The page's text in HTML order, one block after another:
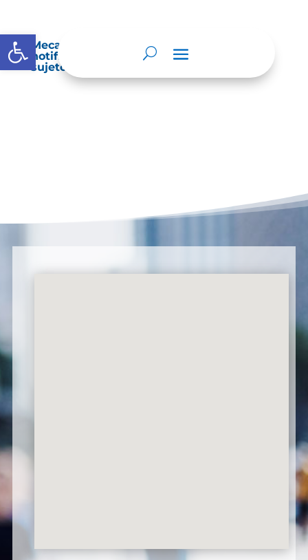
Abrir barra de herramientas
Mecanismos internos de supervisión,
notificación y vigilancia pertinente del
sujeto obligado